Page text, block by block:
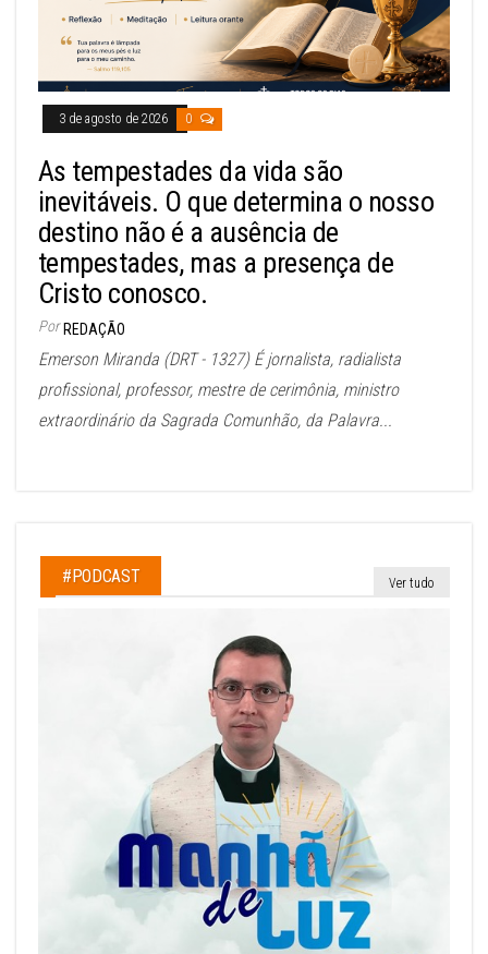
3 de agosto de 2026 0
As tempestades da vida são
inevitáveis. O que determina o nosso
destino não é a ausência de
tempestades, mas a presença de
Cristo conosco.
Por REDAÇÃO
Emerson Miranda (DRT - 1327) É jornalista, radialista
profissional, professor, mestre de cerimônia, ministro
extraordinário da Sagrada Comunhão, da Palavra...
#PODCAST Ver tudo